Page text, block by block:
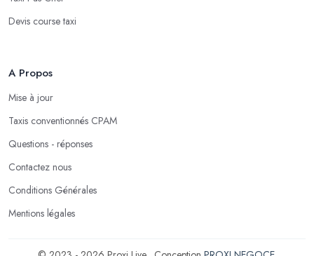
Devis course taxi
A Propos
Mise à jour
Taxis conventionnés CPAM
Questions - réponses
Contactez nous
Conditions Générales
Mentions légales